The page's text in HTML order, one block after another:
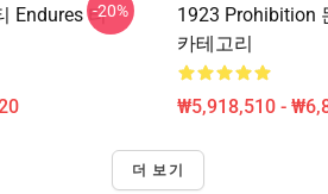
Endures 티-20%
1923 Prohibition
카테고리
₩5,918,510 -
더 보기